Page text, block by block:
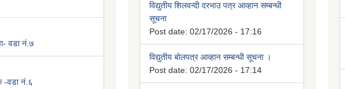
वडा नं.७
-वडा नं.६
विद्युतीय शिलवन्दी दरभाउ पत्र आव्हान सम्बन्धी
सूचना
Post date: 02/17/2026 - 17:16
विद्युतीय बोलपत्र आव्हान सम्बन्धी सूचना ।
Post date: 02/17/2026 - 17:14